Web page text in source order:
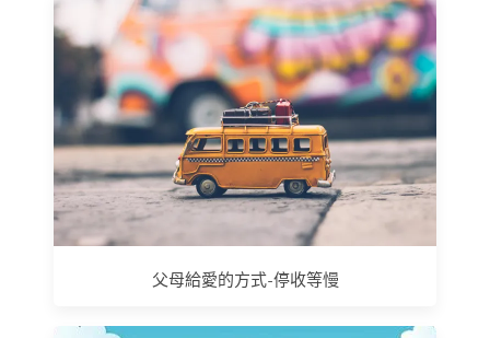
父母給愛的方式-停收等慢